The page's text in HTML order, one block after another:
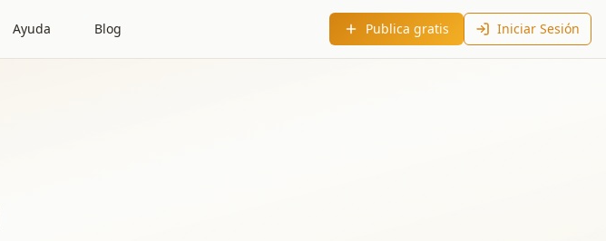
Ayuda Blog Publica gratis Iniciar Sesión